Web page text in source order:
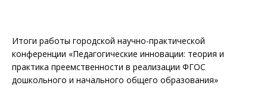
Итоги работы городской научно-практической
конференции «Педагогические инновации: теория и
практика преемственности в реализации ФГОС
дошкольного и начального общего образования»